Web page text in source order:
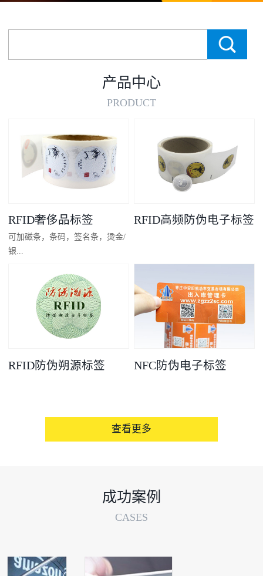
产品中心
PRODUCT
RFID奢侈品标签
可加磁条，条码，签名条，烫金/
银...
凸码，金/银底
RFID高频防伪电子标签
RFID防伪朔源标签 NFC防伪电子标签
查看更多
成功案例
CASES